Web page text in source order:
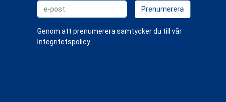
e-post Prenumerera
Genom att prenumerera samtycker du till vår
Integritetspolicy.